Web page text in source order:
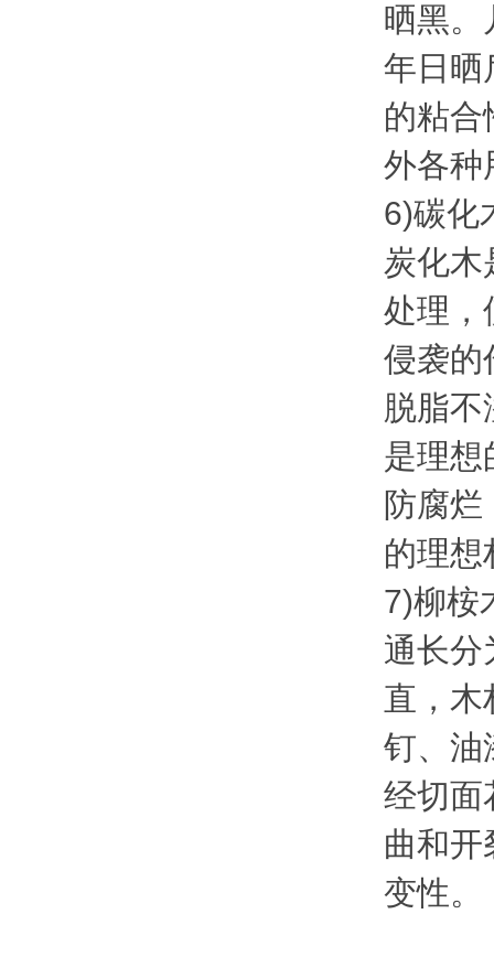
晒黑。
年日晒
的粘合
外各种
6)碳化
炭化木
处理，
侵袭的
脱脂不
是理想
防腐
的理想
7)柳桉
通长分
直，木
钉、油
经切面
曲和开
变性。